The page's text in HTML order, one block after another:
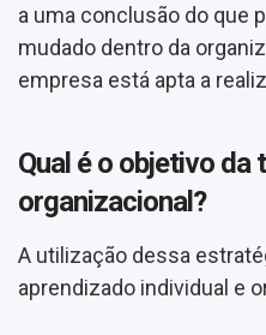
a uma conclusão do que
mudado dentro da
empresa está apta a
Qual é o objetivo da
organizacional?
A utilização dessa
aprendizado individual e